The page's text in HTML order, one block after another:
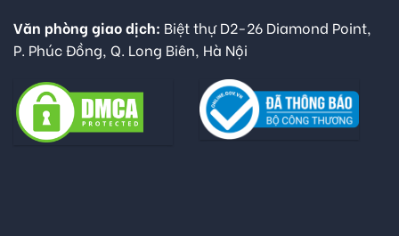
Văn phòng giao dịch: Biệt thự D2-26 Diamond Point,
P. Phúc Đồng, Q. Long Biên, Hà Nội